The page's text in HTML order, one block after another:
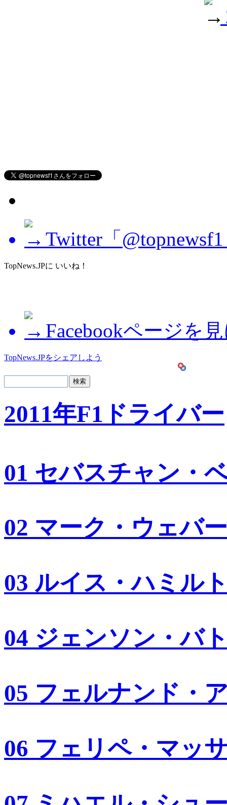
Twitter「
TopNews.JPに いいね！
Facebookページを
TopNews.JPをシェアしよう
2011年F1ドライバー
01 セバスチャン・
02 マーク・ウェバー
03 ルイス・ハミル
04 ジェンソン・バ
05 フェルナンド・
06 フェリペ・マッ